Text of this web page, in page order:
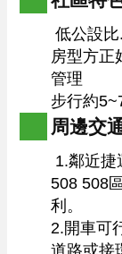
低公設比.萬坪公園旁生活環境好
房型方正
管理
步行約
周邊交
508 508
利。
2.開車可